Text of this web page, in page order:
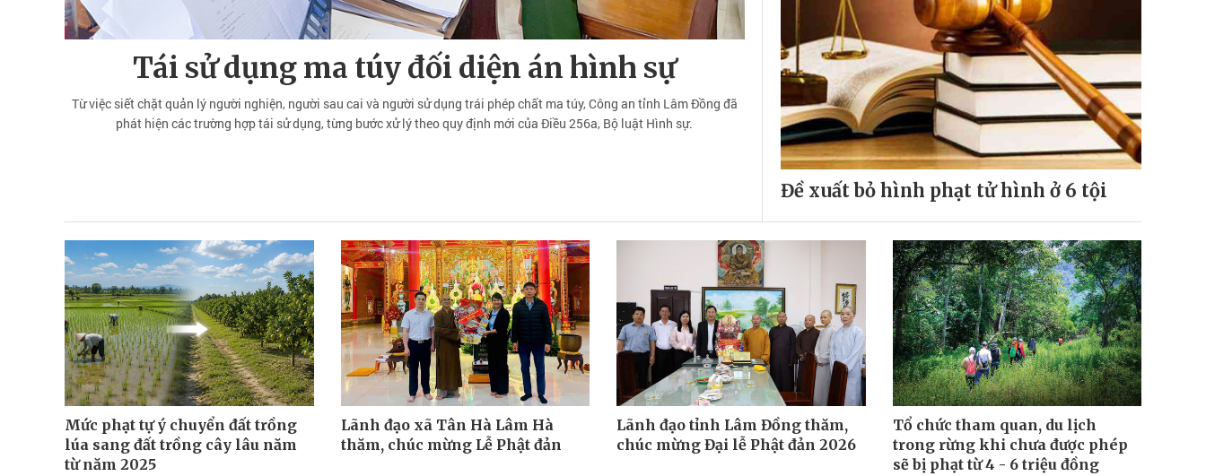
Tái sử dụng ma túy đối diện án hình sự
Từ việc siết chặt quản lý người nghiện, người sau cai và người sử dụng trái phép chất ma túy, Công an tỉnh Lâm Đồng đã
phát hiện các trường hợp tái sử dụng, từng bước xử lý theo quy định mới của Điều 256a, Bộ luật Hình sự.
Đề xuất bỏ hình phạt tử hình ở 6 tội
Mức phạt tự ý chuyển đất trồng
lúa sang đất trồng cây lâu năm
từ năm 2025
Lãnh đạo xã Tân Hà Lâm Hà
thăm, chúc mừng Lễ Phật đản
Lãnh đạo tỉnh Lâm Đồng thăm,
chúc mừng Đại lễ Phật đản 2026
Tổ chức tham quan, du lịch
trong rừng khi chưa được phép
sẽ bị phạt từ 4 - 6 triệu đồng